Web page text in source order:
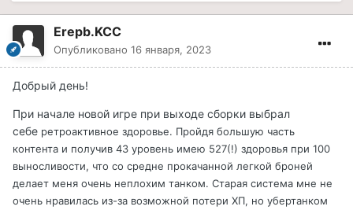
Erepb.KCC
Опубликовано 16 января, 2023
Добрый день!
При начале новой игре при выходе сборки выбрал
себе ретроактивное здоровье. Пройдя большую часть
контента и получив 43 уровень имею 527(!) здоровья при 100
выносливости, что со средне прокачанной легкой броней
делает меня очень неплохим танком. Старая система мне не
очень нравилась из-за возможной потери ХП, но убертанком